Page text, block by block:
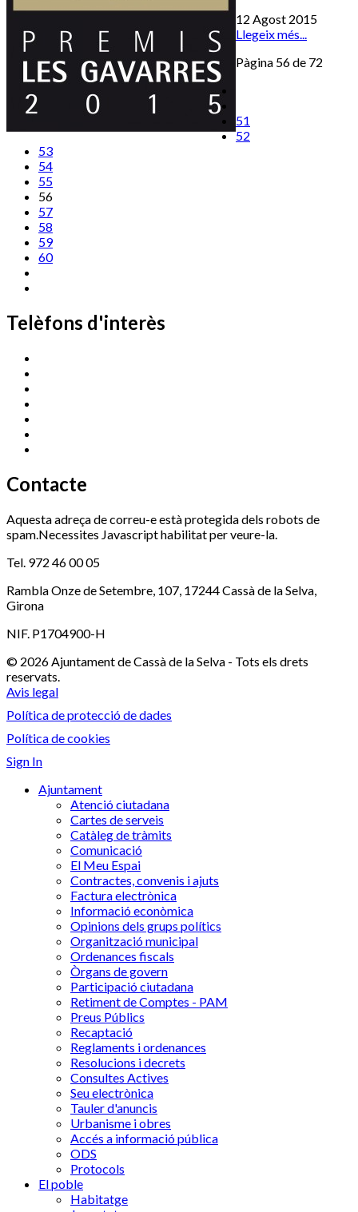
12 Agost 2015
Llegeix més...
Pàgina 56 de 72
51
52
53
54
55
56
57
58
59
60
Telèfons d'interès
Contacte
Aquesta adreça de correu-e està protegida dels robots de
spam.Necessites Javascript habilitat per veure-la.
Tel. 972 46 00 05
Rambla Onze de Setembre, 107, 17244 Cassà de la Selva,
Girona
NIF. P1704900-H
© 2026 Ajuntament de Cassà de la Selva - Tots els drets
reservats.
Avis legal
Política de protecció de dades
Política de cookies
Sign In
Ajuntament
Atenció ciutadana
Cartes de serveis
Catàleg de tràmits
Comunicació
El Meu Espai
Contractes, convenis i ajuts
Factura electrònica
Informació econòmica
Opinions dels grups polítics
Organització municipal
Ordenances fiscals
Òrgans de govern
Participació ciutadana
Retiment de Comptes - PAM
Preus Públics
Recaptació
Reglaments i ordenances
Resolucions i decrets
Consultes Actives
Seu electrònica
Tauler d'anuncis
Urbanisme i obres
Accés a informació pública
ODS
Protocols
El poble
Habitatge